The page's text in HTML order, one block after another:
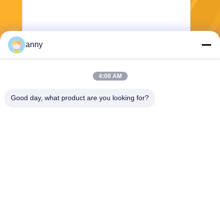
anny
4:00 AM
Good day, what product are you looking for?